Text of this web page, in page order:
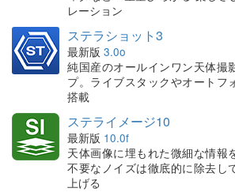
レーション
ステラショット3
最新版 3.0o
純国産のオールインワン天体撮
プ。ライブスタックやオートフ
搭載
ステライメージ10
最新版 10.0f
天体画像に埋もれた微細な情報
不要なノイズは徹底的に除去し
上げる